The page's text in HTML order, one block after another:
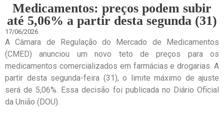
Medicamentos: preços podem subir
até 5,06% a partir desta segunda (31)
17/06/2026
A Câmara de Regulação do Mercado de Medicamentos
(CMED) anunciou um novo teto de preços para os
medicamentos comercializados em farmácias e drogarias. A
partir desta segunda-feira (31), o limite máximo de ajuste
será de 5,06%. Essa decisão foi publicada no Diário Oficial
da União (DOU).